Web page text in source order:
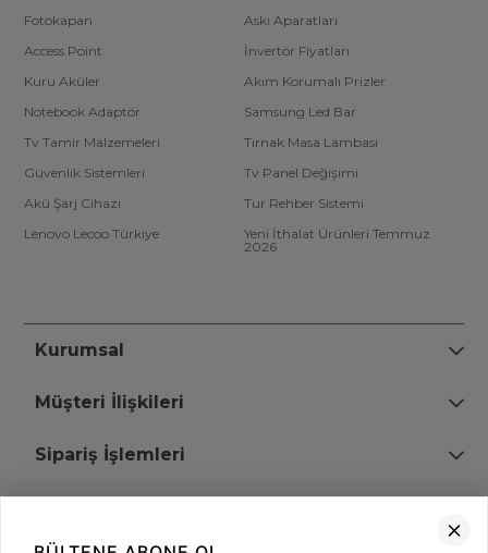
Fotokapan
Askı Aparatları
Access Point
İnvertör Fiyatları
Kuru Aküler
Akım Korumalı Prizler
Notebook Adaptör
Samsung Led Bar
Tv Tamir Malzemeleri
Tırnak Masa Lambası
Güvenlik Sistemleri
Tv Panel Değişimi
Akü Şarj Cihazı
Tur Rehber Sistemi
Lenovo Lecoo Türkiye
Yeni İthalat Ürünleri Temmuz
2026
Kurumsal
Müşteri İlişkileri
Sipariş İşlemleri